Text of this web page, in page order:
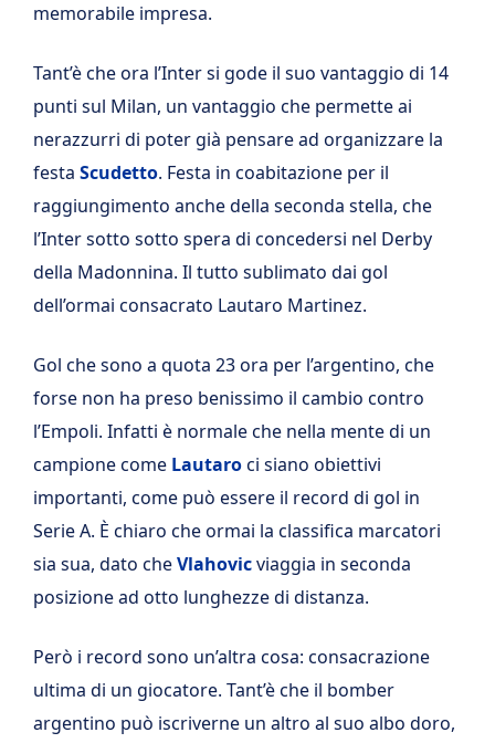
memorabile impresa.
Tant’è che ora l’Inter si gode il suo vantaggio di 14
punti sul Milan, un vantaggio che permette ai
nerazzurri di poter già pensare ad organizzare la
festa Scudetto. Festa in coabitazione per il
raggiungimento anche della seconda stella, che
l’Inter sotto sotto spera di concedersi nel Derby
della Madonnina. Il tutto sublimato dai gol
dell’ormai consacrato Lautaro Martinez.
Gol che sono a quota 23 ora per l’argentino, che
forse non ha preso benissimo il cambio contro
l’Empoli. Infatti è normale che nella mente di un
campione come Lautaroci siano obiettivi
importanti, come può essere il record di gol in
Serie A. È chiaro che ormai la classifica marcatori
sia sua, dato cheVlahovicviaggia in seconda
posizione ad otto lunghezze di distanza.
Però i record sono un’altra cosa: consacrazione
ultima di un giocatore. Tant’è che il bomber
argentino può iscriverne un altro al suo albo doro,